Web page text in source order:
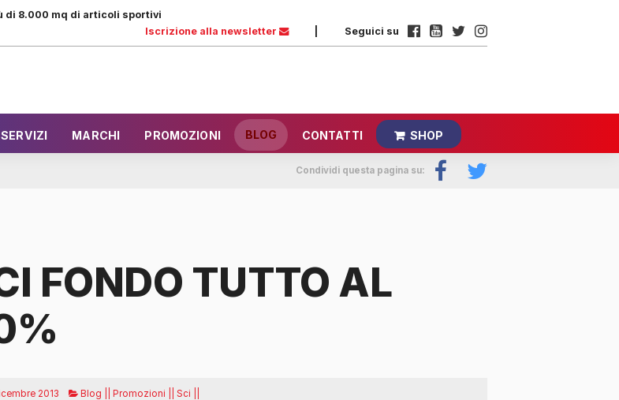
di 8.000 mq di articoli sportivi
Iscrizione alla newsletter
Seguici su
SERVIZI MARCHI PROMOZIONI BLOG CONTATTI SHOP
Condividi questa pagina su:
FONDO TUTTO AL
2013 Blog || Promozioni || Sci ||